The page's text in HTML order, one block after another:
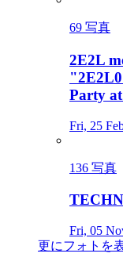
69 写真
2E2L
Party
Fri, 25
136 写真
Fri, 05
更にフォトを